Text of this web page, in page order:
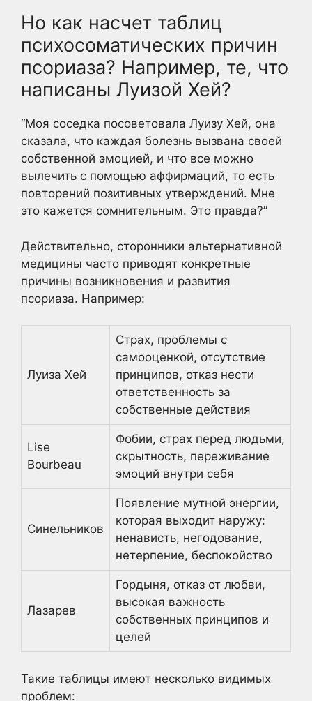
Но как насчет таблиц
психосоматических причин
псориаза? Например, те, что
написаны Луизой Хей?
“Моя соседка посоветовала Луизу Хей, она
сказала, что каждая болезнь вызвана своей
собственной эмоцией, и что все можно
вылечить с помощью аффирмаций, то есть
повторений позитивных утверждений. Мне
это кажется сомнительным. Это правда?”
Действительно, сторонники альтернативной
медицины часто приводят конкретные
причины возникновения и развития
псориаза. Например:
Луиза Хей
Страх, проблемы с
самооценкой, отсутствие
принципов, отказ нести
ответственность за
собственные действия
Lise
Bourbeau
Фобии, страх перед людьми,
скрытность, переживание
эмоций внутри себя
Синельников
Появление мутной энергии,
которая выходит наружу:
ненависть, негодование,
нетерпение, беспокойство
Лазарев
Гордыня, отказ от любви,
высокая важность
собственных принципов и
целей
Такие таблицы имеют несколько видимых
проблем: